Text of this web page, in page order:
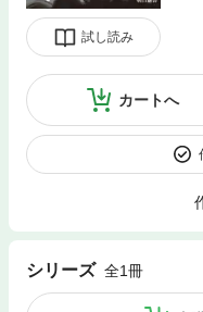
試し読み
カートへ
シリーズ 全1冊